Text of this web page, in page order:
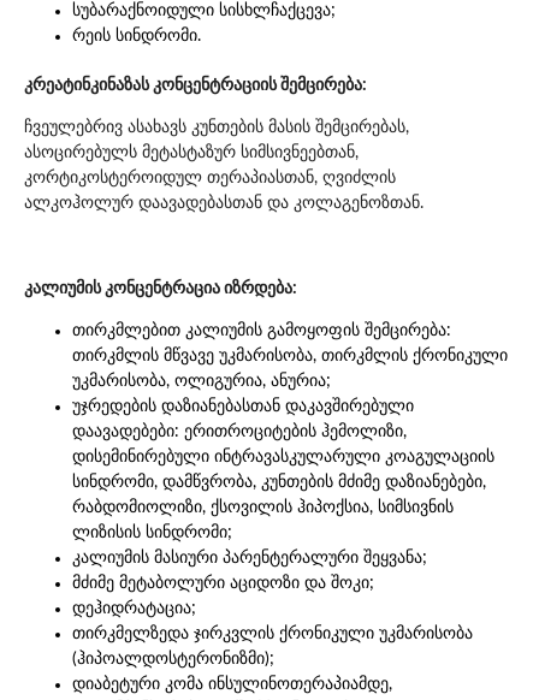
სუბარაქნოიდული სისხლჩაქცევა;
რეის სინდრომი.
კრეატინკინაზას კონცენტრაციის შემცირება:
ჩვეულებრივ ასახავს კუნთების მასის შემცირებას,
ასოცირებულს მეტასტაზურ სიმსივნეებთან,
კორტიკოსტეროიდულ თერაპიასთან, ღვიძლის
ალკოჰოლურ დაავადებასთან და კოლაგენოზთან.
კალიუმის კონცენტრაცია იზრდება:
თირკმლებით კალიუმის გამოყოფის შემცირება:
თირკმლის მწვავე უკმარისობა, თირკმლის ქრონიკული
უკმარისობა, ოლიგურია, ანურია;
უჯრედების დაზიანებასთან დაკავშირებული
დაავადებები: ერითროციტების ჰემოლიზი,
დისემინირებული ინტრავასკულარული კოაგულაციის
სინდრომი, დამწვრობა, კუნთების მძიმე დაზიანებები,
რაბდომიოლიზი, ქსოვილის ჰიპოქსია, სიმსივნის
ლიზისის სინდრომი;
კალიუმის მასიური პარენტერალური შეყვანა;
მძიმე მეტაბოლური აციდოზი და შოკი;
დეჰიდრატაცია;
თირკმელზედა ჯირკვლის ქრონიკული უკმარისობა
(ჰიპოალდოსტერონიზმი);
დიაბეტური კომა ინსულინოთერაპიამდე,